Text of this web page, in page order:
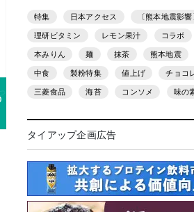
特集 日本アクセス 〔熊本地震影響
理研ビタミン レモン果汁 コラボ
本みりん 麺 抹茶 熊本地震
中食 製粉特集 値上げ チョコ
三菱食品 海苔 コンソメ 味の
タイアップ企画広告